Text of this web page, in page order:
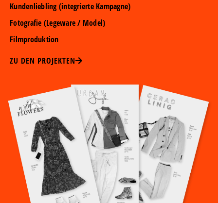
Kundenliebling (integrierte Kampagne)
Fotografie (Legeware / Model)
Filmproduktion
ZU DEN PROJEKTEN